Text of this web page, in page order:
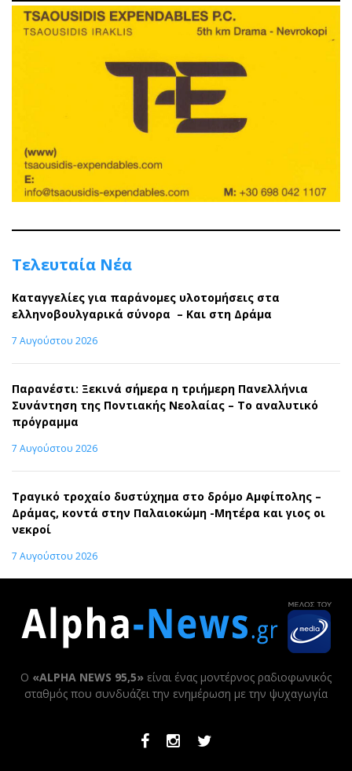
Τελευταία Νέα
Καταγγελίες για παράνομες υλοτομήσεις στα
ελληνοβουλγαρικά σύνορα – Και στη Δράμα
7 Αυγούστου 2026
Παρανέστι: Ξεκινά σήμερα η τριήμερη Πανελλήνια
Συνάντηση της Ποντιακής Νεολαίας – Το αναλυτικό
πρόγραμμα
7 Αυγούστου 2026
Τραγικό τροχαίο δυστύχημα στο δρόμο Αμφίπολης –
Δράμας, κοντά στην Παλαιοκώμη -Μητέρα και γιος οι
νεκροί
7 Αυγούστου 2026
Ο «ALPHA NEWS 95,5» είναι ένας μοντέρνος ραδιοφωνικός
σταθμός που συνδυάζει την ενημέρωση με την ψυχαγωγία
FacebookInstagramTwitter